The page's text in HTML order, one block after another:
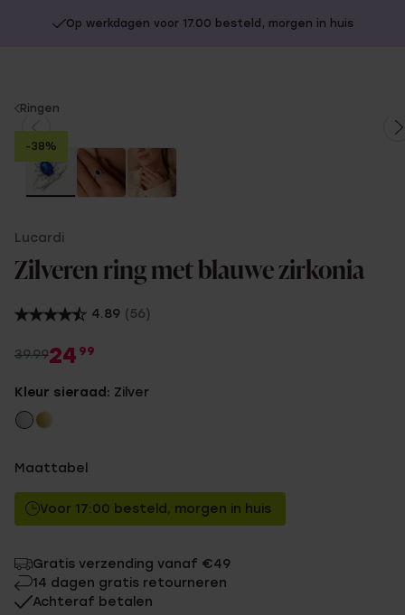
Op werkdagen voor 17.00 besteld, morgen in huis
You
are
here:
Ringen
-38%
Lucardi
Zilveren ring met blauwe zirkonia
4.89 (56)
39.9924 99
Kleur sieraad: Zilver
Maattabel
Voor 17:00 besteld, morgen in huis
Gratis verzending vanaf €49
14 dagen gratis retourneren
Achteraf betalen